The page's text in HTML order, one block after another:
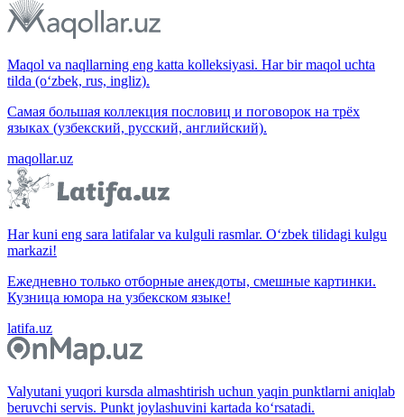
Maqol va naqllarning eng katta kolleksiyasi. Har bir maqol uchta
tilda (o‘zbek, rus, ingliz).
Самая большая коллекция пословиц и поговорок на трёх
языках (узбекский, русский, английский).
maqollar.uz
Har kuni eng sara latifalar va kulguli rasmlar. O‘zbek tilidagi kulgu
markazi!
Ежедневно только отборные анекдоты, смешные картинки.
Кузница юмора на узбекском языке!
latifa.uz
Valyutani yuqori kursda almashtirish uchun yaqin punktlarni aniqlab
beruvchi servis. Punkt joylashuvini kartada ko‘rsatadi.